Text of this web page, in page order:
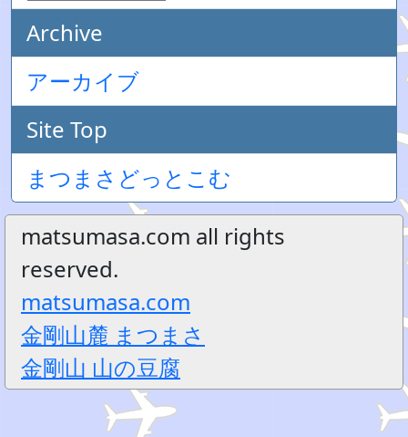
Archive
アーカイブ
Site Top
まつまさどっとこむ
matsumasa.com all rights
reserved.
matsumasa.com
金剛山麓 まつまさ
金剛山 山の豆腐